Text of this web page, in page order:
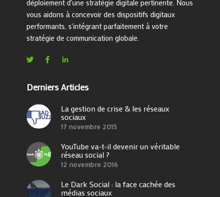
déploiement d'une stratégie digitale pertinente. Nous
vous aidons à concevoir des dispositifs digitaux
performants, s'intégrant parfaitement à votre
stratégie de communication globale.
Derniers Articles
La gestion de crise & les réseaux
sociaux
17 novembre 2015
YouTube va-t-il devenir un véritable
réseau social ?
12 novembre 2016
Le Dark Social : la face cachée des
médias sociaux